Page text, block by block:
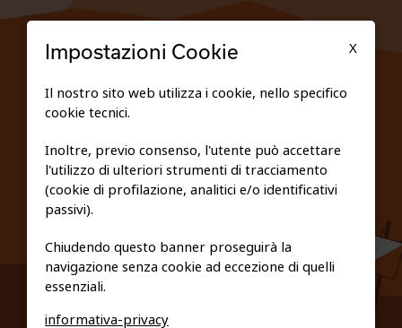
PRIVACY E COOKIE POLICY
X
Impostazioni Cookie
Il nostro sito web utilizza i cookie, nello specifico
cookie tecnici.
Inoltre, previo consenso, l'utente può accettare
l'utilizzo di ulteriori strumenti di tracciamento
(cookie di profilazione, analitici e/o identificativi
passivi).
Chiudendo questo banner proseguirà la
navigazione senza cookie ad eccezione di quelli
essenziali.
informativa-privacy